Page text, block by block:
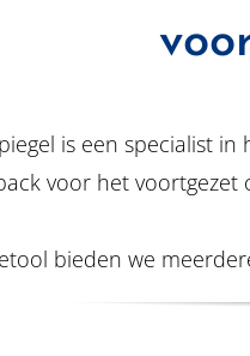
is een specialist
voor het
bieden we